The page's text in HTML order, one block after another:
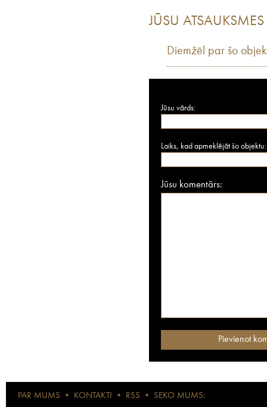
JŪSU ATSAUKSMES
Diemžēl par šo
Jūsu vārds:
Laiks, kad apmeklējāt šo objektu:
Jūsu komentārs:
PAR MUMS • KONTAKTI • RSS • SEKO MUMS: